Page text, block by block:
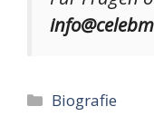
Kategorien
Biografie